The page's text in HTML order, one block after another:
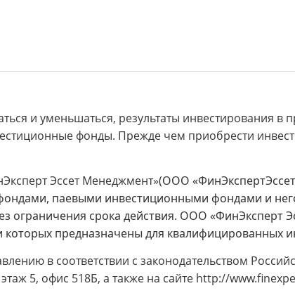
и уменьшаться, результаты инвестирования
фонды. Прежде чем приобрести
Эссет Менеджмент»(ООО
паевыми инвестиционными фондами и
ограничения срока действия. ООО «ФинЭксперт
предназначены для квалифицированных
в соответствии с законодательством
5, офис 518Б, а также на сайте http://